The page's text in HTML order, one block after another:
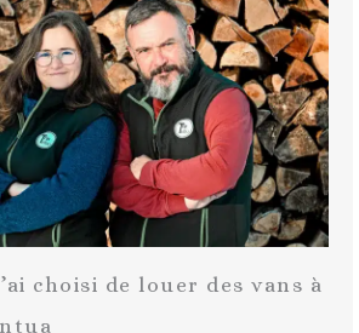
choisi de louer des vans à